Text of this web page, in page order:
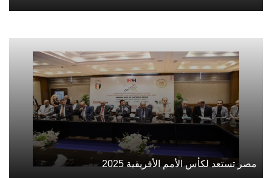
مصر تستعد لكأس الأمم الأفريقية 2025